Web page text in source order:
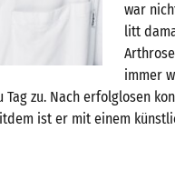
war
litt
immer
Tag zu. Nach erfolglosen
ist er mit einem